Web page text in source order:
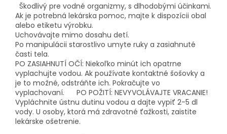
Škodlivý pre vodné organizmy, s dlhodobými účinkami.
Ak je potrebná lekárska pomoc, majte k dispozícii obal
alebo etiketu výrobku.
Uchovávajte mimo dosahu detí.
Po manipulácii starostlivo umyte ruky a zasiahnuté
časti tela.
PO ZASIAHNUTÍ OČÍ: Niekoľko minút ich opatrne
vyplachujte vodou. Ak používate kontaktné šošovky a
je to možné, odstráňte ich. Pokračujte vo
vyplachovaní. PO POŽITÍ: NEVYVOLÁVAJTE VRACANIE!
Vypláchnite ústnu dutinu vodou a dajte vypiť 2-5 dl
vody. U osoby, ktorá má zdravotné ťažkosti, zaistite
lekárske ošetrenie.